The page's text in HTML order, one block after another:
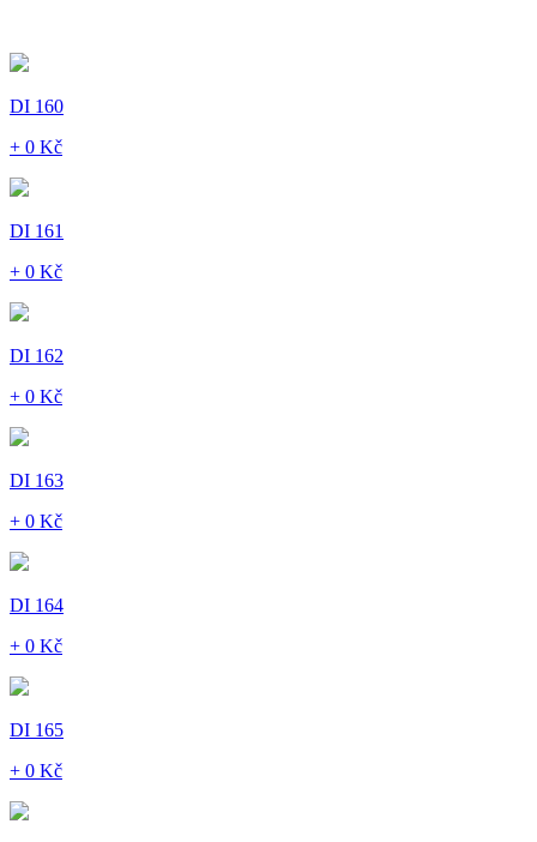
DI 160
+ 0 Kč
DI 161
+ 0 Kč
DI 162
+ 0 Kč
DI 163
+ 0 Kč
DI 164
+ 0 Kč
DI 165
+ 0 Kč